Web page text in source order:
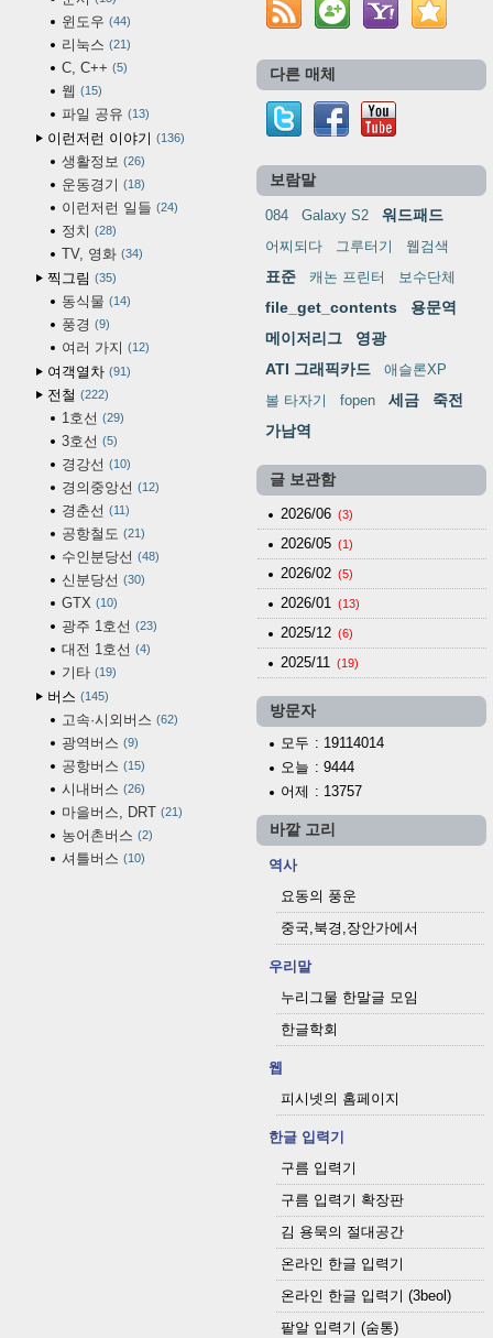
윈도우 44
리눅스 21
C, C++ 5
웹 15
파일 공유 13
이런저런 이야기 136
생활정보 26
운동경기 18
이런저런 일들 24
정치 28
TV, 영화 34
찍그림 35
동식물 14
풍경 9
여러 가지 12
여객열차 91
전철 222
1호선 29
3호선 5
경강선 10
경의중앙선 12
경춘선 11
공항철도 21
수인분당선 48
신분당선 30
GTX 10
광주 1호선 23
대전 1호선 4
기타 19
버스 145
고속·시외버스 62
광역버스 9
공항버스 15
시내버스 26
마을버스, DRT 21
농어촌버스 2
셔틀버스 10
다른 매체
보람말
084 Galaxy S2 워드패드
어찌되다 그루터기 웹검색
표준 캐논 프린터 보수단체
file_get_contents
용문역
메이저리그
영광
ATI 그래픽카드
애슬론XP
볼 타자기
fopen 세금
죽전
가남역
글 보관함
2026/06 (3)
2026/05 (1)
2026/02 (5)
2026/01 (13)
2025/12 (6)
2025/11 (19)
방문자
모두 : 19114014
오늘 : 9444
어제 : 13757
바깥 고리
역사
요동의 풍운
중국,북경,장안가에서
우리말
누리그물 한말글 모임
한글학회
웹
피시넷의 홈페이지
한글 입력기
구름 입력기
구름 입력기 확장판
김 용묵의 절대공간
온라인 한글 입력기
온라인 한글 입력기 (3beol)
팥알 입력기 (숨통)